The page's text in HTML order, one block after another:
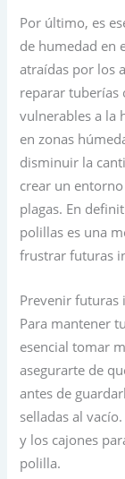
Por último, es
de humedad en
atraídas por los
reparar tuberías
vulnerables a la
en zonas
disminuir la
crear un
plagas. En
polillas es una
frustrar futuras
Prevenir futuras
Para mantener
esencial tomar
asegurarte de
antes de
selladas al
y los cajones
polilla.